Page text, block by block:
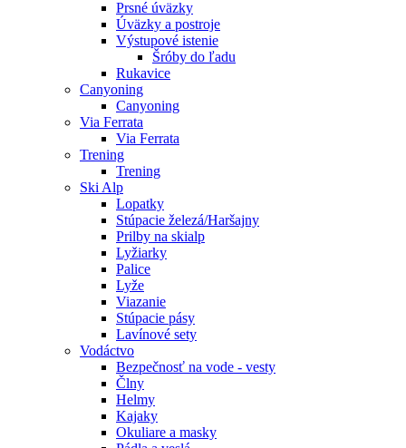
Prsné úväzky
Úväzky a postroje
Výstupové istenie
Šróby do ľadu
Rukavice
Canyoning
Canyoning
Via Ferrata
Via Ferrata
Trening
Trening
Ski Alp
Lopatky
Stúpacie železá/Haršajny
Prilby na skialp
Lyžiarky
Palice
Lyže
Viazanie
Stúpacie pásy
Lavínové sety
Vodáctvo
Bezpečnosť na vode - vesty
Člny
Helmy
Kajaky
Okuliare a masky